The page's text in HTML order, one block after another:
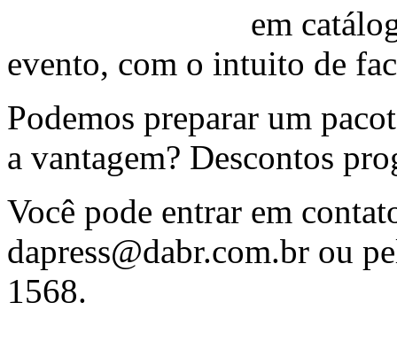
em
evento, com o intuito de
Podemos preparar um
a vantagem? Descontos
Você pode entrar em
dapress@dabr.com.br ou
1568.